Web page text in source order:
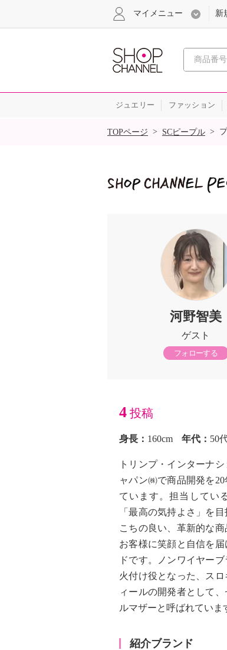
マイメニュー 新
ジュエリー ファッション
SALE
TOPページ > SCピープル >
河野智美
ゲスト
フォローする
4 投稿
身長： 160cm 年代： 50
トリンプ・インターナ
ャパン㈱で商品開発を20
ています。担当している
「最高の気持よさ」を
こちの良い、革新的な商
お客様に笑顔と自信を届
ドです。ノンワイヤー
火付け役となった、スロ
ィールの開発者として
ルマザーと呼ばれてい
紹介ブランド